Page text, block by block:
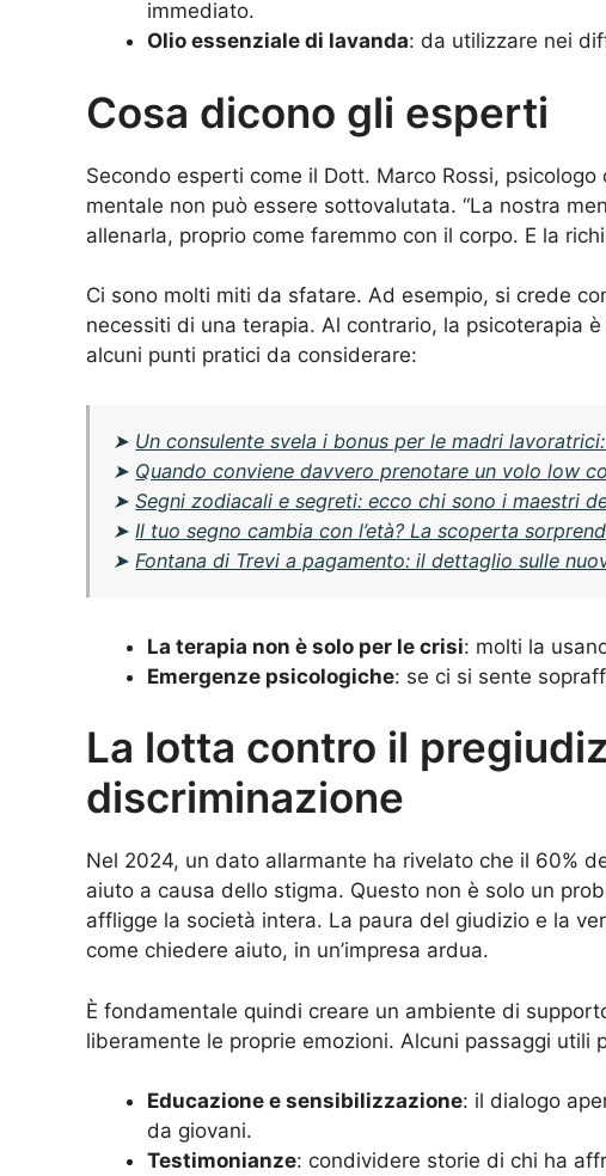
immediato.
Olio essenziale di lavanda: da utilizzare nei
Cosa dicono gli esperti
Secondo esperti come il Dott. Marco Rossi,
mentale non può essere sottovalutata. “La nostra
allenarla, proprio come faremmo con il corpo. E la
Ci sono molti miti da sfatare. Ad esempio, si crede
necessiti di una terapia. Al contrario, la psicoterapia
alcuni punti pratici da considerare:
➤ Un consulente svela i bonus per le madri
➤ Quando conviene davvero prenotare un volo low
➤Segni zodiacali e segreti: ecco chi sono i maestri
➤Il tuo segno cambia con l’età? La scoperta
➤Fontana di Trevi a pagamento: il dettaglio sulle
La terapia non è solo per le crisi: molti la
Emergenze psicologiche: se ci si sente
La lotta contro il
discriminazione
Nel 2024, un dato allarmante ha rivelato che il 60%
aiuto a causa dello stigma. Questo non è solo un
affligge la società intera. La paura del giudizio e la
come chiedere aiuto, in un’impresa ardua.
È fondamentale quindi creare un ambiente di
liberamente le proprie emozioni. Alcuni passaggi utili
Educazione e sensibilizzazione: il dialogo
da giovani.
Testimonianze: condividere storie di chi ha